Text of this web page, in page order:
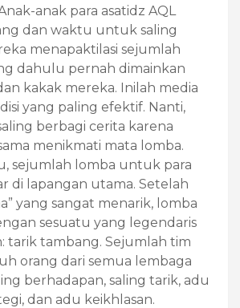
anak para asatidz AQL
dan waktu untuk saling
menapaktilasi sejumlah
dahulu pernah dimainkan
kakak mereka. Inilah media
yang paling efektif. Nanti,
berbagi cerita karena
menikmati mata lomba.
sejumlah lomba untuk para
di lapangan utama. Setelah
yang sangat menarik, lomba
sesuatu yang legendaris
tarik tambang. Sejumlah tim
orang dari semua lembaga
berhadapan, saling tarik, adu
dan adu keikhlasan.